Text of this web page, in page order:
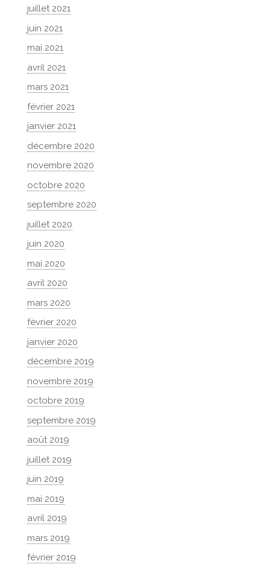
juillet 2021
juin 2021
mai 2021
avril 2021
mars 2021
février 2021
janvier 2021
décembre 2020
novembre 2020
octobre 2020
septembre 2020
juillet 2020
juin 2020
mai 2020
avril 2020
mars 2020
février 2020
janvier 2020
décembre 2019
novembre 2019
octobre 2019
septembre 2019
août 2019
juillet 2019
juin 2019
mai 2019
avril 2019
mars 2019
février 2019